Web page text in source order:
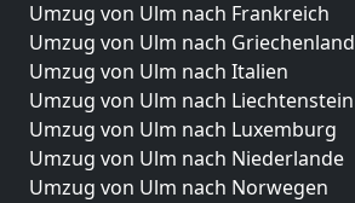
Umzug von Ulm nach Frankreich
Umzug von Ulm nach Griechenland
Umzug von Ulm nach Italien
Umzug von Ulm nach Liechtenstein
Umzug von Ulm nach Luxemburg
Umzug von Ulm nach Niederlande
Umzug von Ulm nach Norwegen